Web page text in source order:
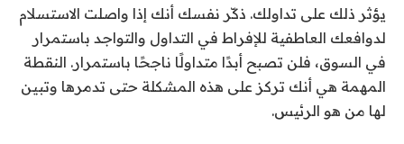
يؤثر ذلك على تداولك. ذكّر نفسك أنك إذا واصلت الاستسلام
لدوافعك العاطفية للإفراط في التداول والتواجد باستمرار
في السوق، فلن تصبح أبدًا متداولًا ناجحًا باستمرار. النقطة
المهمة هي أنك تركز على هذه المشكلة حتى تدمرها وتبين
لها من هو الرئيس.